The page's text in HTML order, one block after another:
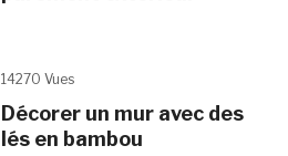
14270 Vues
Décorer un mur avec des
lés en bambou